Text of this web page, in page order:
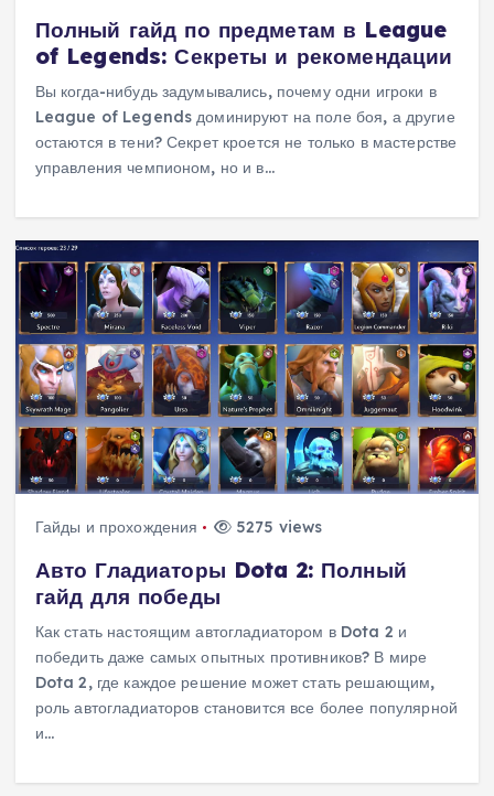
Полный гайд по предметам в League
of Legends: Секреты и рекомендации
Вы когда-нибудь задумывались, почему одни игроки в
League of Legends доминируют на поле боя, а другие
остаются в тени? Секрет кроется не только в мастерстве
управления чемпионом, но и в…
Гайды и прохождения 5275 views
Авто Гладиаторы Dota 2: Полный
гайд для победы
Как стать настоящим автогладиатором в Dota 2 и
победить даже самых опытных противников? В мире
Dota 2, где каждое решение может стать решающим,
роль автогладиаторов становится все более популярной
и…